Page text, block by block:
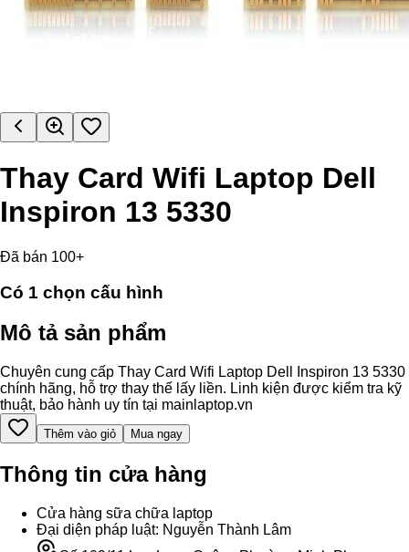
Thay Card Wifi Laptop Dell
Inspiron 13 5330
Đã bán 100+
Có 1 chọn cấu hình
Mô tả sản phẩm
Chuyên cung cấp Thay Card Wifi Laptop Dell Inspiron 13 5330
chính hãng, hỗ trợ thay thế lấy liền. Linh kiện được kiểm tra kỹ
thuật, bảo hành uy tín tại mainlaptop.vn
Thêm vào giỏ Mua ngay
Thông tin cửa hàng
Cửa hàng sữa chữa laptop
Đại diện pháp luật: Nguyễn Thành Lâm